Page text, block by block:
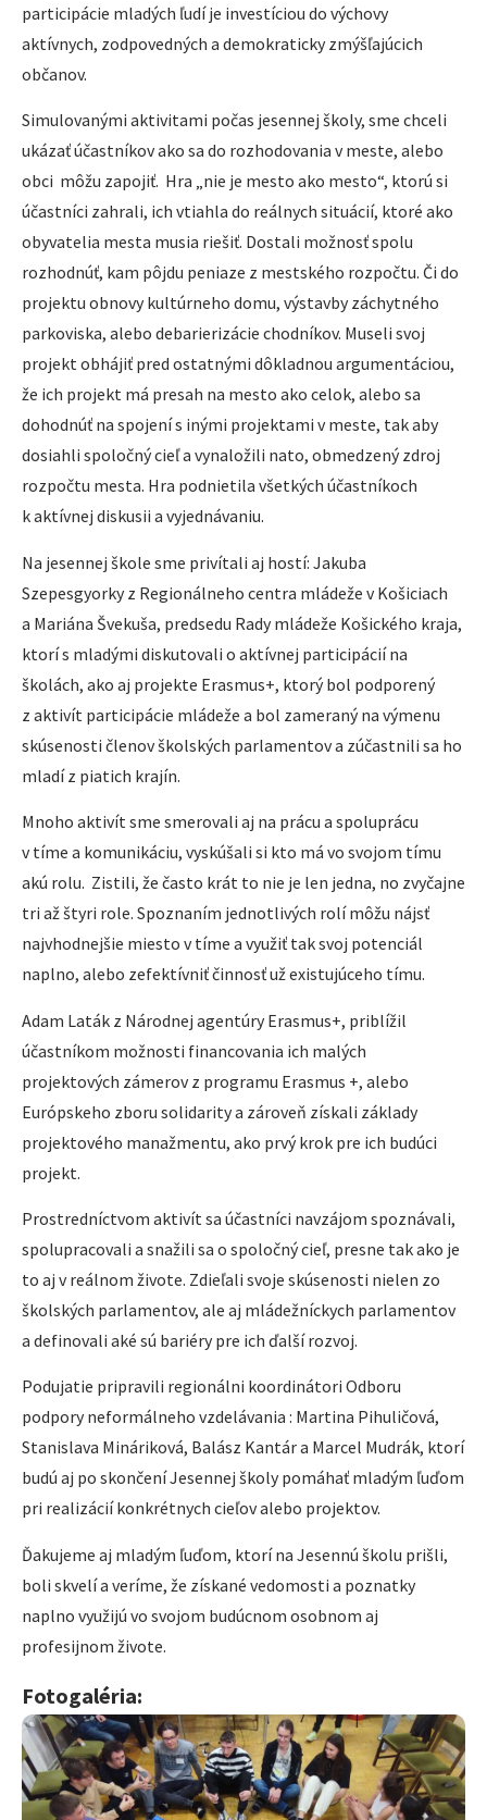
participácie mladých ľudí je investíciou do výchovy
aktívnych, zodpovedných a demokraticky zmýšľajúcich
občanov.
Simulovanými aktivitami počas jesennej školy, sme chceli
ukázať účastníkov ako sa do rozhodovania v meste, alebo
obci môžu zapojiť. Hra „nie je mesto ako mesto“, ktorú si
účastníci zahrali, ich vtiahla do reálnych situácií, ktoré ako
obyvatelia mesta musia riešiť. Dostali možnosť spolu
rozhodnúť, kam pôjdu peniaze z mestského rozpočtu. Či do
projektu obnovy kultúrneho domu, výstavby záchytného
parkoviska, alebo debarierizácie chodníkov. Museli svoj
projekt obhájiť pred ostatnými dôkladnou argumentáciou,
že ich projekt má presah na mesto ako celok, alebo sa
dohodnúť na spojení s inými projektami v meste, tak aby
dosiahli spoločný cieľ a vynaložili nato, obmedzený zdroj
rozpočtu mesta. Hra podnietila všetkých účastníkoch
k aktívnej diskusii a vyjednávaniu.
Na jesennej škole sme privítali aj hostí: Jakuba
Szepesgyorky z Regionálneho centra mládeže v Košiciach
a Mariána Švekuša, predsedu Rady mládeže Košického kraja,
ktorí s mladými diskutovali o aktívnej participácií na
školách, ako aj projekte Erasmus+, ktorý bol podporený
z aktivít participácie mládeže a bol zameraný na výmenu
skúsenosti členov školských parlamentov a zúčastnili sa ho
mladí z piatich krajín.
Mnoho aktivít sme smerovali aj na prácu a spoluprácu
v tíme a komunikáciu, vyskúšali si kto má vo svojom tímu
akú rolu. Zistili, že často krát to nie je len jedna, no zvyčajne
tri až štyri role. Spoznaním jednotlivých rolí môžu nájsť
najvhodnejšie miesto v tíme a využiť tak svoj potenciál
naplno, alebo zefektívniť činnosť už existujúceho tímu.
Adam Laták z Národnej agentúry Erasmus+, priblížil
účastníkom možnosti financovania ich malých
projektových zámerov z programu Erasmus +, alebo
Európskeho zboru solidarity a zároveň získali základy
projektového manažmentu, ako prvý krok pre ich budúci
projekt.
Prostredníctvom aktivít sa účastníci navzájom spoznávali,
spolupracovali a snažili sa o spoločný cieľ, presne tak ako je
to aj v reálnom živote. Zdieľali svoje skúsenosti nielen zo
školských parlamentov, ale aj mládežníckych parlamentov
a definovali aké sú bariéry pre ich ďalší rozvoj.
Podujatie pripravili regionálni koordinátori Odboru
podpory neformálneho vzdelávania : Martina Pihuličová,
Stanislava Mináriková, Balász Kantár a Marcel Mudrák, ktorí
budú aj po skončení Jesennej školy pomáhať mladým ľuďom
pri realizácií konkrétnych cieľov alebo projektov.
Ďakujeme aj mladým ľuďom, ktorí na Jesennú školu prišli,
boli skvelí a veríme, že získané vedomosti a poznatky
naplno využijú vo svojom budúcnom osobnom aj
profesijnom živote.
Fotogaléria: